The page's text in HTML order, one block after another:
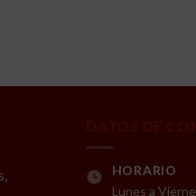
HORARIO
Lunes a